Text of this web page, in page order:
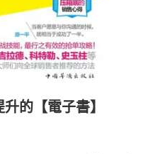
的【電子書】